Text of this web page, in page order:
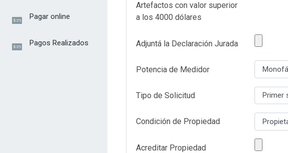
Pagar online
Pagos Realizados
Artefactos con valor superior
a los 4000 dólares
Adjuntá la Declaración Jurada
Potencia de Medidor
Tipo de Solicitud
Condición de Propiedad
Acreditar Propiedad